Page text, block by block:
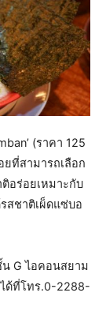
(ราคา 125
ที่สามารถเลือก
อร่อยเหมาะกับ
สชาติเผ็ดแซ่บอ
น G ไอคอนสยาม
ด้ที่โทร.0-2288-